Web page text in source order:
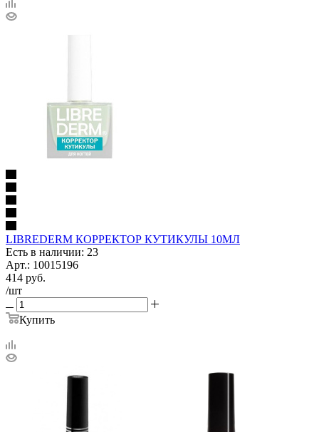
LIBREDERM КОРРЕКТОР КУТИКУЛЫ 10МЛ
Есть в наличии: 23
Арт.: 10015196
414 руб.
/шт
Купить